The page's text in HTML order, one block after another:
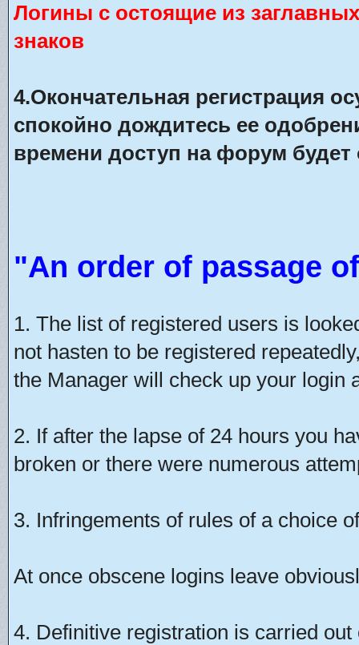
Логины с остоящие из
знаков
4.Окончательная регистрация
спокойно дождитесь ее
времени доступ на форум будет
"An order of passage
1. The list of registered users is
not hasten to be registered
the Manager will check up your login
2. If after the lapse of 24 hours you
broken or there were numerous
3. Infringements of rules of a choice
At once obscene logins leave
4. Definitive registration is carried